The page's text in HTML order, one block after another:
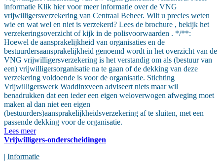
informatie Klik hier voor meer informatie over de VNG
vrijwilligersverzekering van Centraal Beheer. Wilt u precies weten
wie en wat wel en niet is verzekerd? Lees de brochure , bekijk het
verzekeringsoverzicht of kijk in de polisvoorwaarden . */**:
Hoewel de aansprakelijkheid van organisaties en de
bestuurdersaansprakelijkheid genoemd wordt in het overzicht van de
VNG vrijwilligersverzekering is het verstandig om als (bestuur van
een) vrijwilligersorganisatie na te gaan of de dekking van deze
verzekering voldoende is voor de organisatie. Stichting
Vrijwilligerswerk Waddinxveen adviseert niets maar wil
benadrukken dat een ieder een eigen weloverwogen afweging moet
maken al dan niet een eigen
(bestuurders)aansprakelijkheidsverzekering af te sluiten, met een
passende dekking voor de organisatie.
Lees meer
Vrijwilligers-onderscheidingen
| Informatie